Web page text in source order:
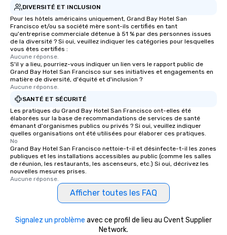
DIVERSITÉ ET INCLUSION
Pour les hôtels américains uniquement, Grand Bay Hotel San
Francisco et/ou sa société mère sont-ils certifiés en tant
qu'entreprise commerciale détenue à 51 % par des personnes issues
de la diversité ? Si oui, veuillez indiquer les catégories pour lesquelles
vous êtes certifiés :
Aucune réponse.
S'il y a lieu, pourriez-vous indiquer un lien vers le rapport public de
Grand Bay Hotel San Francisco sur ses initiatives et engagements en
matière de diversité, d'équité et d'inclusion ?
Aucune réponse.
SANTÉ ET SÉCURITÉ
Les pratiques du Grand Bay Hotel San Francisco ont-elles été
élaborées sur la base de recommandations de services de santé
émanant d'organismes publics ou privés ? Si oui, veuillez indiquer
quelles organisations ont été utilisées pour élaborer ces pratiques.
No
Grand Bay Hotel San Francisco nettoie-t-il et désinfecte-t-il les zones
publiques et les installations accessibles au public (comme les salles
de réunion, les restaurants, les ascenseurs, etc.) Si oui, décrivez les
nouvelles mesures prises.
Aucune réponse.
Afficher toutes les FAQ
Signalez un problème avec ce profil de lieu au Cvent Supplier
Network.